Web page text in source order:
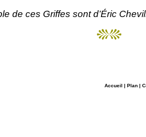
de ces Griffes sont d’Éric
Accueil | Plan|